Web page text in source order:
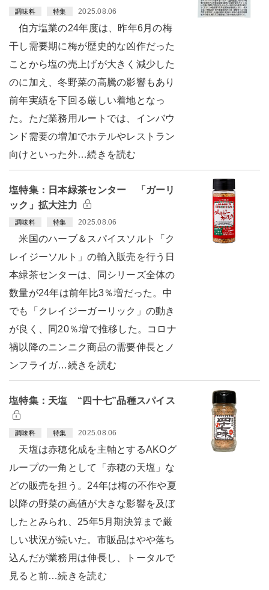
調味料 特集 2025.08.06
伯方塩業の24年度は、昨年6月の梅
干し需要期に梅が歴史的な凶作だった
ことから塩の売上げが大きく減少した
のに加え、冬野菜の高騰の影響もあり
前年実績を下回る厳しい着地となっ
た。ただ業務用ルートでは、インバウ
ンド需要の増加でホテルやレストラン
向けといった外…続きを読む
塩特集：日本緑茶センター 「ガーリ
ック」拡大注力
調味料 特集 2025.08.06
米国のハーブ＆スパイスソルト「ク
レイジーソルト」の輸入販売を行う日
本緑茶センターは、同シリーズ全体の
数量が24年は前年比3％増だった。中
でも「クレイジーガーリック」の動き
が良く、同20％増で推移した。コロナ
禍以降のニンニク商品の需要伸長とノ
ンフライガ…続きを読む
塩特集：天塩 “四十七”品種スパイス
調味料 特集 2025.08.06
天塩は赤穂化成を主軸とするAKOグ
ループの一角として「赤穂の天塩」な
どの販売を担う。24年は梅の不作や夏
以降の野菜の高値が大きな影響を及ぼ
したとみられ、25年5月期決算まで厳
しい状況が続いた。市販品はやや落ち
込んだが業務用は伸長し、トータルで
見ると前…続きを読む